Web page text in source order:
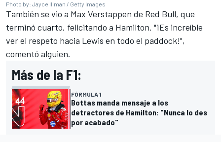
Photo by: Jayce Illman / Getty Images
También se vio a Max Verstappen de Red Bull, que
terminó cuarto, felicitando a Hamilton. "¡Es increíble
ver el respeto hacia Lewis en todo el paddock!",
comentó alguien.
Más de la F1:
FÓRMULA 1
Bottas manda mensaje a los
detractores de Hamilton: "Nunca lo des
por acabado"